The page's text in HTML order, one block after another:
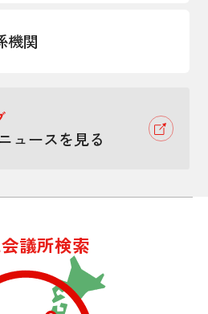
機関
ュースを見る
議所検索